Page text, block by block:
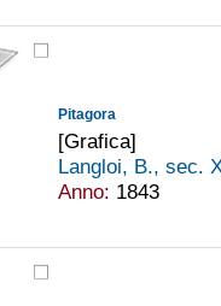
Pitagora
[Grafica]
Langloi, B., sec.
Anno: 1843